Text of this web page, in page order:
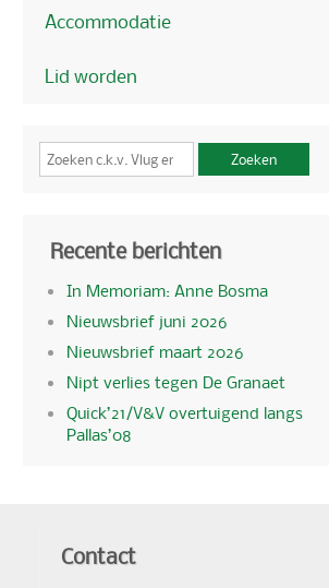
Accommodatie
Lid worden
Zoeken
Recente berichten
In Memoriam: Anne Bosma
Nieuwsbrief juni 2026
Nieuwsbrief maart 2026
Nipt verlies tegen De Granaet
Quick’21/V&V overtuigend langs
Pallas’08
Contact